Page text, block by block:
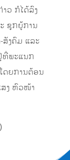
ວ ກໍໄດ້ລົງ
ຊຸກຍູ້ການ
ງຄົມ ແລະ
ທີ່ພະແນກ
ດຍການຕ້ອນ
ງ ຫົວໜ້າ